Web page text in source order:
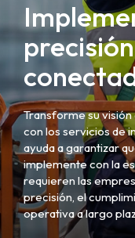
Transforme su
con los servicios de
ayuda a garantizar
implemente con la
requieren las
precisión, el
operativa a largo